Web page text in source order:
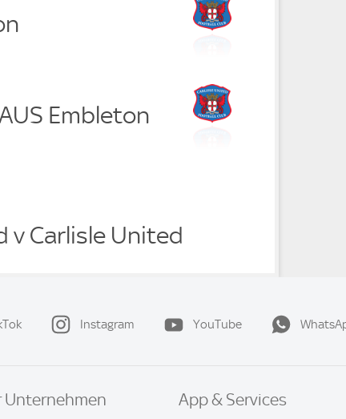
Embleton
v Carlisle United
Instagram YouTube
Unternehmen App & Services